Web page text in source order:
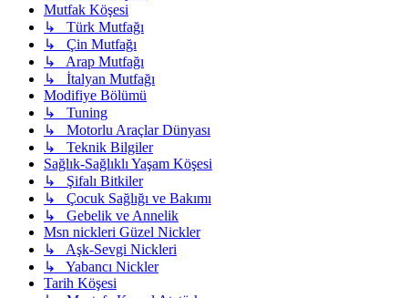
Mutfak Köşesi
↳ Türk Mutfağı
↳ Çin Mutfağı
↳ Arap Mutfağı
↳ İtalyan Mutfağı
Modifiye Bölümü
↳ Tuning
↳ Motorlu Araçlar Dünyası
↳ Teknik Bilgiler
Sağlık-Sağlıklı Yaşam Köşesi
↳ Şifalı Bitkiler
↳ Çocuk Sağlığı ve Bakımı
↳ Gebelik ve Annelik
Msn nickleri Güzel Nickler
↳ Aşk-Sevgi Nickleri
↳ Yabancı Nickler
Tarih Köşesi